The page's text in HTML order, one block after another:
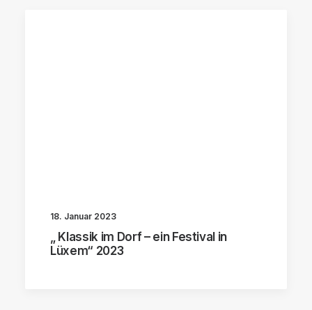
18. Januar 2023
„ Klassik im Dorf – ein Festival in
Lüxem“ 2023